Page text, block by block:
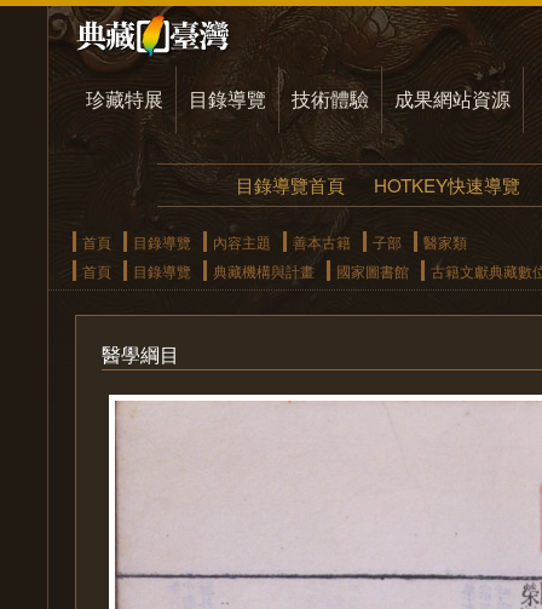
珍藏特展 目錄導覽 技術體驗 成果網站資源
目錄導覽首頁 HOTKEY快速導覽
首頁 目錄導覽 內容主題 善本古籍 子部
醫家類
首頁
目錄導覽 典藏機構與計畫 國家圖書館 古籍文獻典藏數
醫學綱目